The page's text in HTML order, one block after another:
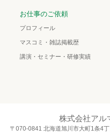
お仕事のご依頼
プロフィール
マスコミ・雑誌掲載歴
講演・セミナー・研修実績
株式会社アル
〒070-0841 北海道旭川市大町1条4